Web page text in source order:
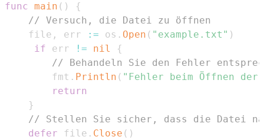
func main ( )
{
// Versuch, die Datei zu öffnen
	file
, err := os . Open ( "example.txt" )
if err != nil
{
// Behandeln Sie den Fehler
		fmt
. Println ( "Fehler beim Öffnen
return
}
// Stellen Sie sicher, dass die Datei
defer file . Close ( )